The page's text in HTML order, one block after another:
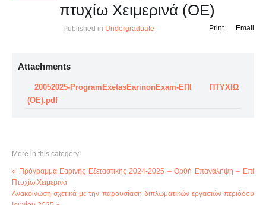
πτυχίω Χειμερινά (ΟΕ)
Published in Undergraduate Email
Print
Attachments
20052025-ProgramExetasEarinonExam-ΕΠΙ ΠΤΥΧΙΩ
(ΟΕ).pdf
More in this category:
« Πρόγραμμα Εαρινής Εξεταστικής 2024-2025 – Ορθή Επανάληψη – Επί
Πτυχίω Χειμερινά
Ανακοίνωση σχετικά με την παρουσίαση διπλωματικών εργασιών περιόδου